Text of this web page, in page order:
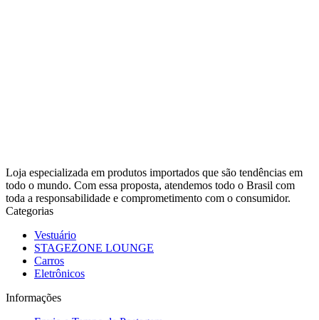
Loja especializada em produtos importados que são tendências em
todo o mundo. Com essa proposta, atendemos todo o Brasil com
toda a responsabilidade e comprometimento com o consumidor.
Categorias
Vestuário
STAGEZONE LOUNGE
Carros
Eletrônicos
Informações